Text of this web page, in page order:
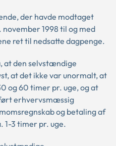
der havde modtaget
1998 til og med
ret til nedsatte dagpenge.
at den selvstændige
at det ikke var unormalt, at
og 60 timer pr. uge, og at
erhvervsmæssig
og betaling af
1-3 timer pr. uge.